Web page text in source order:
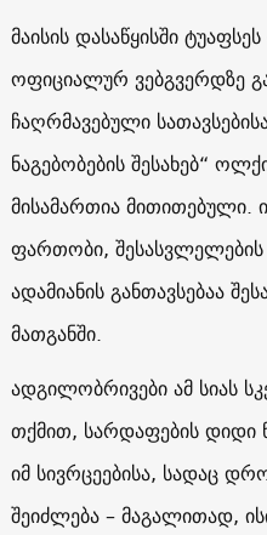
მაისის დასაწყისში
ოფიციალურ ვებგვერდზე
ჩაღრმავებული
ნაგებობების შესახებ“
მისამართია მითითებული.
ფართობი,
ადამიანის განთავსებაა
მათგანში.
ადგილობრივები ამ სიას
თქმით, სარდაფების დიდი
იმ სივრცეებისა, სადაც
შეიძლება – მაგალითად,